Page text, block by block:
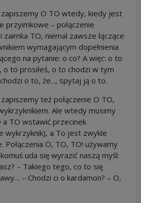
zapiszemy O TO wtedy, kiedy jest
przyimkowe – połączenie
zaimka TO, niemal zawsze łączące
wymagającym dopełnienia
na pytanie: o co? A więc: o to
o to prosiłeś, o to chodzi w tym
o to, że..., spytaj ją o to.
też połączenie O TO,
Ale wtedy musimy
a TO wstawić przecinek
wykrzyknik), a To jest zwykle
Połączenia O, TO, TO! używamy
uda się wyrazić naszą myśl:
– Takiego tego, co to się
– Chodzi ci o kardamon? – O,